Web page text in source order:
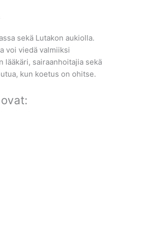
sekä Lutakon aukiolla.
voi viedä valmiiksi
lääkäri, sairaanhoitajia sekä
kun koetus on ohitse.
ovat: